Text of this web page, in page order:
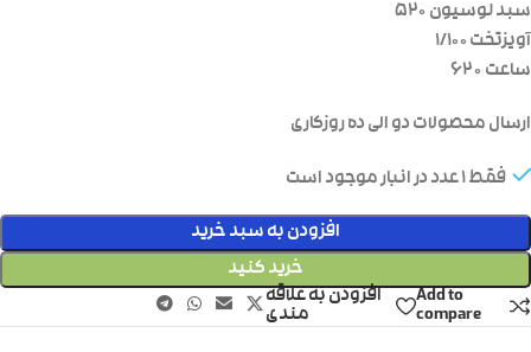
سبد لوسیون ۵۲۰
آویزتخت ۱/۱۰۰
ساعت ۶۲۰
ارسال محصولات دو الی ده روزکاری
فقط 1 عدد در انبار موجود است
افزودن به سبد خرید
خرید کنید
Add to
compare
افزودن به علاقه
مندی